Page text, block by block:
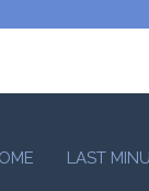
LAST